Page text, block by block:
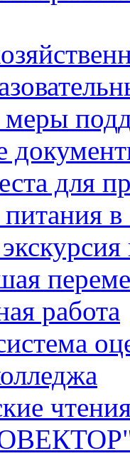
для
в
работа